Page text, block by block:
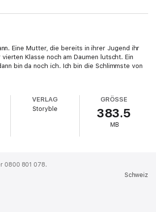
Eine Mutter, die bereits in ihrer Jugend ihr
Klasse noch am Daumen lutscht. Ein
bin da noch ich. Ich bin die Schlimmste von
VERLAG
Storyble
GRÖSSE
383.5
MB
0800 801 078.
Schweiz